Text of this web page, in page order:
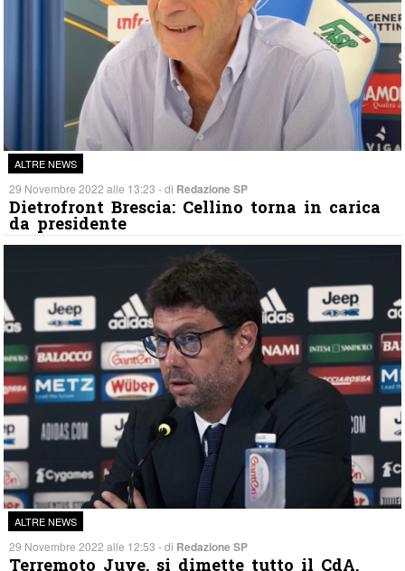
ALTRE NEWS
29 Novembre 2022 alle 13:23 - di Redazione SP
Dietrofront Brescia: Cellino torna in carica
da presidente
ALTRE NEWS
29 Novembre 2022 alle 12:53 - di Redazione SP
Terremoto Juve, si dimette tutto il CdA.